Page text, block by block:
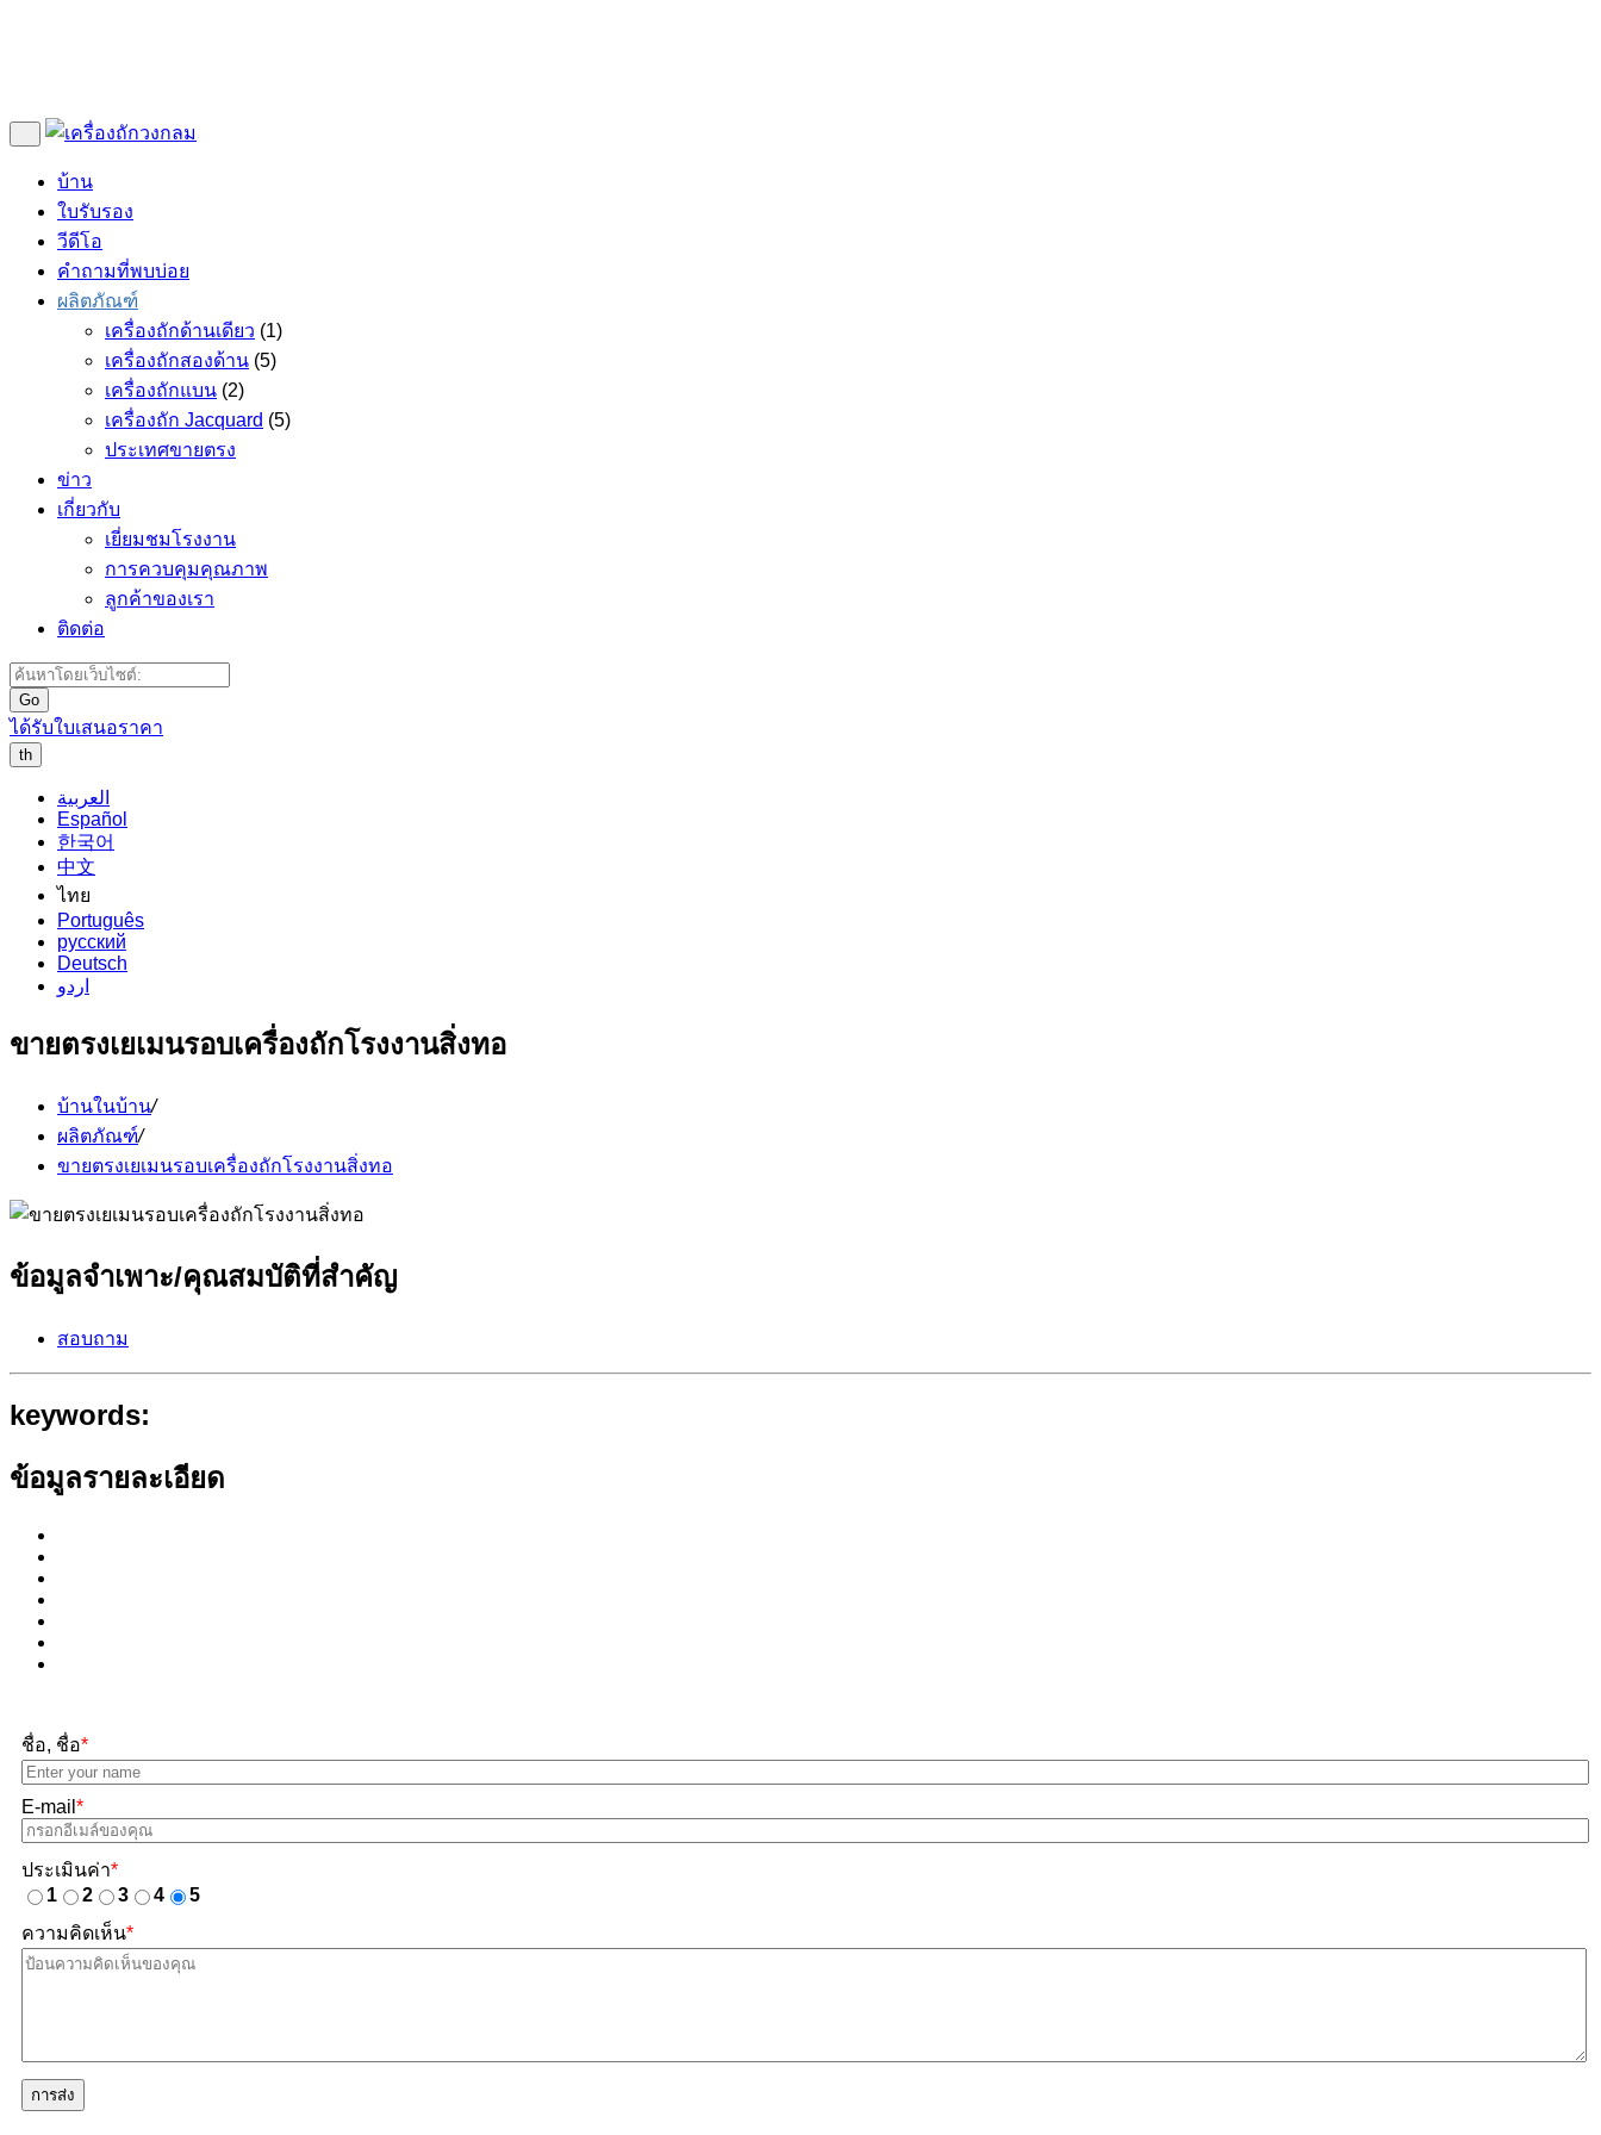
บ้าน
ใบรับรอง
วีดีโอ
คำถามที่พบบ่อย
ผลิตภัณฑ์
เครื่องถักด้านเดียว (1)
เครื่องถักสองด้าน (5)
เครื่องถักแบน (2)
เครื่องถัก Jacquard (5)
ประเทศขายตรง
ข่าว
เกี่ยวกับ
เยี่ยมชมโรงงาน
การควบคุมคุณภาพ
ลูกค้าของเรา
ติดต่อ
Go
ได้รับใบเสนอราคา
th
العربية
Español
한국어
中文
ไทย
Português
русский
Deutsch
اردو
ขายตรงเยเมนรอบเครื่องถักโรงงานสิ่งทอ
บ้านในบ้าน/
ผลิตภัณฑ์/
ขายตรงเยเมนรอบเครื่องถักโรงงานสิ่งทอ
ข้อมูลจำเพาะ/คุณสมบัติที่สำคัญ
สอบถาม
keywords:
ข้อมูลรายละเอียด
ชื่อ, ชื่อ*
E-mail *
ประเมินค่า*
1
2 3 4
5
ความคิดเห็น*
การส่ง